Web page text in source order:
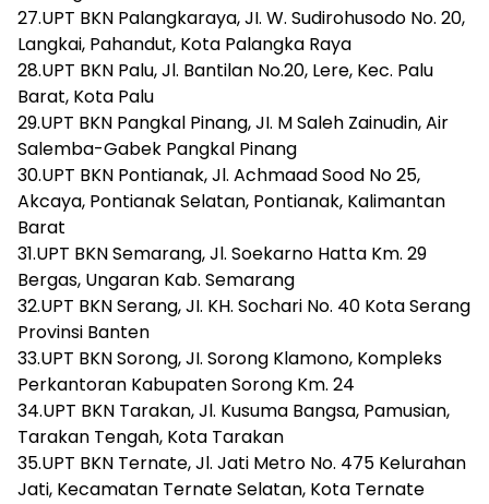
27.UPT BKN Palangkaraya, JI. W. Sudirohusodo No. 20,
Langkai, Pahandut, Kota Palangka Raya
28.UPT BKN Palu, Jl. Bantilan No.20, Lere, Kec. Palu
Barat, Kota Palu
29.UPT BKN Pangkal Pinang, JI. M Saleh Zainudin, Air
Salemba-Gabek Pangkal Pinang
30.UPT BKN Pontianak, Jl. Achmaad Sood No 25,
Akcaya, Pontianak Selatan, Pontianak, Kalimantan
Barat
31.UPT BKN Semarang, Jl. Soekarno Hatta Km. 29
Bergas, Ungaran Kab. Semarang
32.UPT BKN Serang, JI. KH. Sochari No. 40 Kota Serang
Provinsi Banten
33.UPT BKN Sorong, JI. Sorong Klamono, Kompleks
Perkantoran Kabupaten Sorong Km. 24
34.UPT BKN Tarakan, Jl. Kusuma Bangsa, Pamusian,
Tarakan Tengah, Kota Tarakan
35.UPT BKN Ternate, Jl. Jati Metro No. 475 Kelurahan
Jati, Kecamatan Ternate Selatan, Kota Ternate